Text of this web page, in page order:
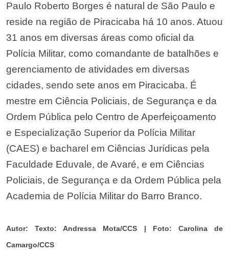
Paulo Roberto Borges é natural de São Paulo e
reside na região de Piracicaba há 10 anos. Atuou
31 anos em diversas áreas como oficial da
Polícia Militar, como comandante de batalhões e
gerenciamento de atividades em diversas
cidades, sendo sete anos em Piracicaba. É
mestre em Ciência Policiais, de Segurança e da
Ordem Pública pelo Centro de Aperfeiçoamento
e Especialização Superior da Polícia Militar
(CAES) e bacharel em Ciências Jurídicas pela
Faculdade Eduvale, de Avaré, e em Ciências
Policiais, de Segurança e da Ordem Pública pela
Academia de Polícia Militar do Barro Branco.
Autor: Texto: Andressa Mota/CCS | Foto: Carolina de
Camargo/CCS